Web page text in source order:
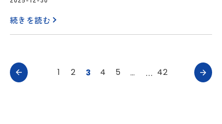
続きを読む
1 2 3 4 5 … 42